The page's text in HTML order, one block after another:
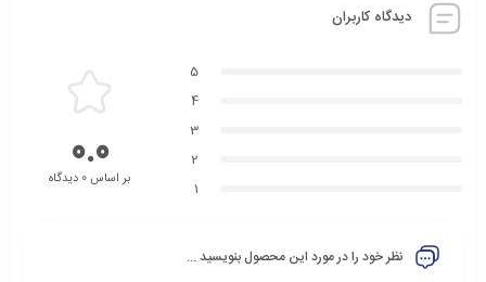
دیدگاه کاربران
5
4
3
2
1
0.0بر اساس 0 دیدگاه
نظر خود را در مورد این محصول بنویسید ...